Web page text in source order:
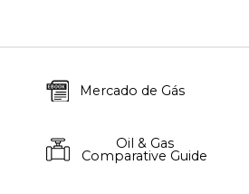
Mercado de Gás
Oil & Gas
Comparative Guide